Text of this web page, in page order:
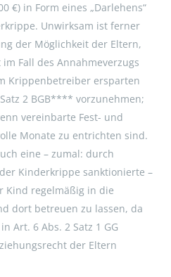
€) in Form eines „Darlehens“
Unwirksam ist ferner
der Möglichkeit der Eltern,
Fall des Annahmeverzugs
Krippenbetreiber ersparten
2 BGB**** vorzunehmen;
vereinbarte Fest- und
Monate zu entrichten sind.
eine – zumal: durch
Kinderkrippe sanktionierte –
Kind regelmäßig in die
dort betreuen zu lassen, da
Art. 6 Abs. 2 Satz 1 GG
der Eltern